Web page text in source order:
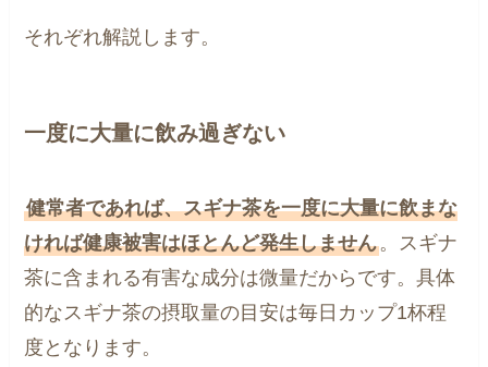
それぞれ解説します。
一度に大量に飲み過ぎない
健常者であれば、スギナ茶を一度に大量に飲まな
ければ健康被害はほとんど発生しません。スギナ
茶に含まれる有害な成分は微量だからです。具体
的なスギナ茶の摂取量の目安は毎日カップ1杯程
度となります。